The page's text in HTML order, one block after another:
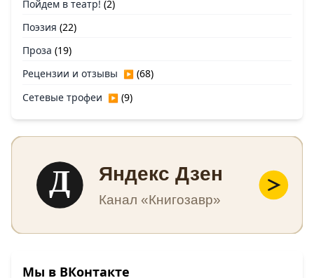
Пойдем в театр! (2)
Поэзия (22)
Проза (19)
Рецензии и отзывы ▶ (68)
Сетевые трофеи ▶ (9)
Д Яндекс Дзен
Канал «Книгозавр»
Мы в ВКонтакте